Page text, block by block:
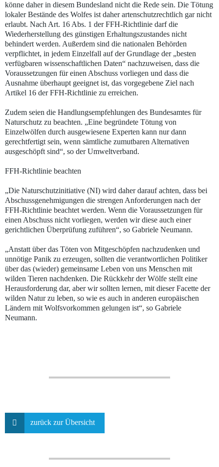
könne daher in diesem Bundesland nicht die Rede sein. Die Tötung
lokaler Bestände des Wolfes ist daher artenschutzrechtlich gar nicht
erlaubt. Nach Art. 16 Abs. 1 der FFH-Richtlinie darf die
Wiederherstellung des günstigen Erhaltungszustandes nicht
behindert werden. Außerdem sind die nationalen Behörden
verpflichtet, in jedem Einzelfall auf der Grundlage der „besten
verfügbaren wissenschaftlichen Daten“ nachzuweisen, dass die
Voraussetzungen für einen Abschuss vorliegen und dass die
Ausnahme überhaupt geeignet ist, das vorgegebene Ziel nach
Artikel 16 der FFH-Richtlinie zu erreichen.
Zudem seien die Handlungsempfehlungen des Bundesamtes für
Naturschutz zu beachten. „Eine begründete Tötung von
Einzelwölfen durch ausgewiesene Experten kann nur dann
gerechtfertigt sein, wenn sämtliche zumutbaren Alternativen
ausgeschöpft sind“, so der Umweltverband.
FFH-Richtlinie beachten
„Die Naturschutzinitiative (NI) wird daher darauf achten, dass bei
Abschussgenehmigungen die strengen Anforderungen nach der
FFH-Richtlinie beachtet werden. Wenn die Voraussetzungen für
einen Abschuss nicht vorliegen, werden wir diese auch einer
gerichtlichen Überprüfung zuführen“, so Gabriele Neumann.
„Anstatt über das Töten von Mitgeschöpfen nachzudenken und
unnötige Panik zu erzeugen, sollten die verantwortlichen Politiker
über das (wieder) gemeinsame Leben von uns Menschen mit
wilden Tieren nachdenken. Die Rückkehr der Wölfe stellt eine
Herausforderung dar, aber wir sollten lernen, mit dieser Facette der
wilden Natur zu leben, so wie es auch in anderen europäischen
Ländern mit Wolfsvorkommen gelungen ist“, so Gabriele
Neumann.
zurück zur Übersicht